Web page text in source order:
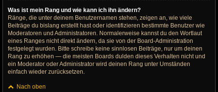
Was ist mein Rang und wie kann ich ihn ändern?
Ränge, die unter deinem Benutzernamen stehen, zeigen an, wie viele
Beiträge du bislang erstellt hast oder identifizieren bestimmte Benutzer wie
Moderatoren und Administratoren. Normalerweise kannst du den Wortlaut
eines Ranges nicht direkt ändern, da sie von der Board-Administration
festgelegt wurden. Bitte schreibe keine sinnlosen Beiträge, nur um deinen
Rang zu erhöhen — die meisten Boards dulden dieses Verhalten nicht und
ein Moderator oder Administrator wird deinen Rang unter Umständen
einfach wieder zurücksetzen.
Nach oben